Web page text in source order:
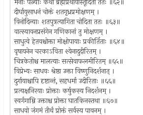
दीर्घायुसाधनं चोक्तं शतगृध्रप्रमोक्षणम् ।
विनोदिन्याः शतपुत्रत्यागिता चोदिता ततः ॥६३॥
वात्स्यायनप्रसंगेन गणिकानां तु मोक्षणम् ।
साधुत्वे हेतवश्चोक्ता मोक्षोपायाः प्रकीर्तिताः ॥६४॥
वृषायनेन चरकाऽविता श्येनादुदीरितम् ।
चित्रकेतोश्च मालत्याः सत्सेवाफलमीरितम् ॥६५॥
विप्रेभ्यः साधवः श्रेष्ठा उक्ता विष्णुनिदर्शनात् ।
दुर्गायाश्चापि दृष्टान्तं, सहधर्मा उदीरिताः ॥६६॥
प्रत्यक्षनिरयाः प्रोक्ताः कर्षुकस्य निदर्शनम् ।
स्वर्गगाम्नि उक्ताश्च प्रोक्ता घातकिनस्तथा ॥६७॥
साधवो जंगमं तीर्थं प्रोक्तं सर्वस्य पावनम् ।